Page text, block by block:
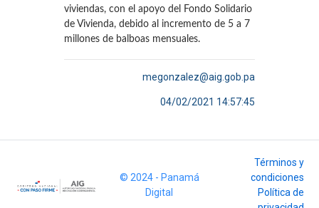
viviendas, con el apoyo del Fondo Solidario
de Vivienda, debido al incremento de 5 a 7
millones de balboas mensuales.
megonzalez@aig.gob.pa
04/02/2021 14:57:45
© 2024 - Panamá
Digital
Términos y
condiciones
Política de